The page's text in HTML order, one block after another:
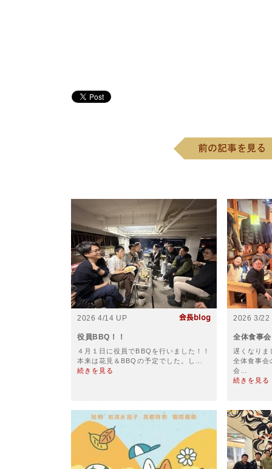
2026 4/14 UP
役員BBQ！！
４月１日に役員でBBQを行いました！！
本来は花見＆BBQの予定でした。し…
続きを見る
2026 3/22
全体食事
遅くなりま
全体食事会
会…
続きを見る